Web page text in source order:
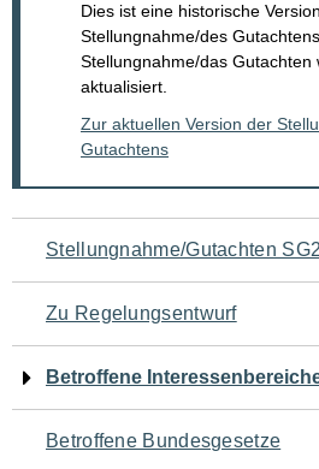
Dies ist eine historische
Stellungnahme/des
Stellungnahme/das Gutachten
aktualisiert.
Zur aktuellen Version der
Gutachtens
Navigation
für
den
Seiteninhalt
Stellungnahme/Gutachten
Zu Regelungsentwurf
Betroffene
Betroffene Bundesgesetze